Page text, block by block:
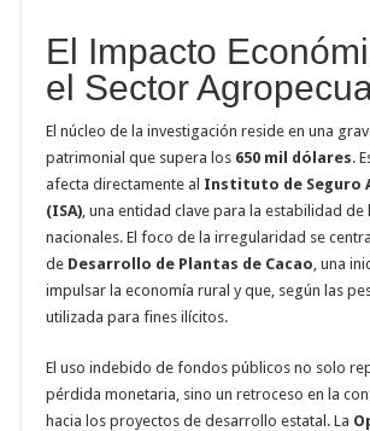
El Impacto
el Sector
El núcleo de la investigación reside en una
patrimonial que supera los 650 mil dólares.
afecta directamente al Instituto de Seguro
(ISA) , una entidad clave para la estabilidad
nacionales. El foco de la irregularidad se
de Desarrollo de Plantas de Cacao , una
impulsar la economía rural y que, según las
utilizada para fines ilícitos.
El uso indebido de fondos públicos no solo
pérdida monetaria, sino un retroceso en la
hacia los proyectos de desarrollo estatal. La